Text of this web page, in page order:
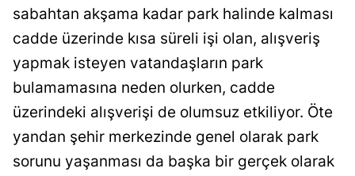
Bingöl
Bitlis
Burdur
Bursa
sabahtan akşama kadar park halinde kalması
cadde üzerinde kısa süreli işi olan, alışveriş
yapmak isteyen vatandaşların park
bulamamasına neden olurken, cadde
üzerindeki alışverişi de olumsuz etkiliyor. Öte
yandan şehir merkezinde genel olarak park
sorunu yaşanması da başka bir gerçek olarak